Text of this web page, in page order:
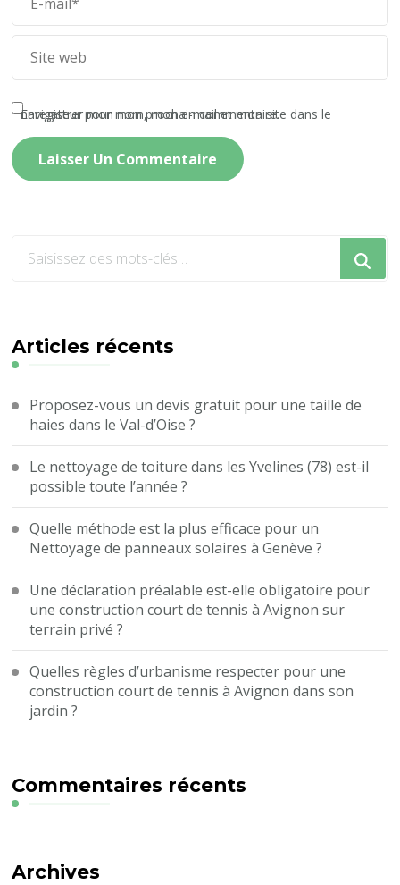
Enregistrer mon nom, mon e-mail et mon site dans le navigateur pour mon prochain commentaire.
?
Articles récents
Proposez-vous un devis gratuit pour une taille de
haies dans le Val-d’Oise ?
Le nettoyage de toiture dans les Yvelines (78) est-il
possible toute l’année ?
Quelle méthode est la plus efficace pour un
Nettoyage de panneaux solaires à Genève ?
Une déclaration préalable est-elle obligatoire pour
une construction court de tennis à Avignon sur
terrain privé ?
Quelles règles d’urbanisme respecter pour une
construction court de tennis à Avignon dans son
jardin ?
Commentaires récents
Archives